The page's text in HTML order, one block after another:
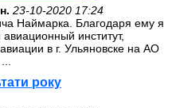
23-10-2020 17:24
Наймарка. Благодаря ему я
институт,
в г. Ульяновске на АО
року